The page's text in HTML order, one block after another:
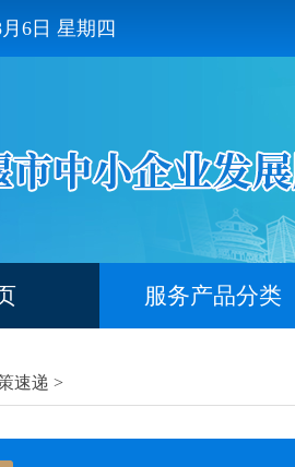
6日 星期四
服务产品分类
速递 >